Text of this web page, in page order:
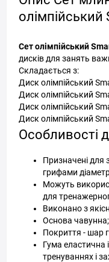
олімпійський
Сет олімпійський
дисків для занять
Складається з:
Диск олімпійський
Диск олімпійський
Диск олімпійський
Диск олімпійський
Особливості
Призначені для
грифами
Можуть
для
Виконано з
Основа чавунна;
Покриття - шар
Гума еластична
тренуваннях і